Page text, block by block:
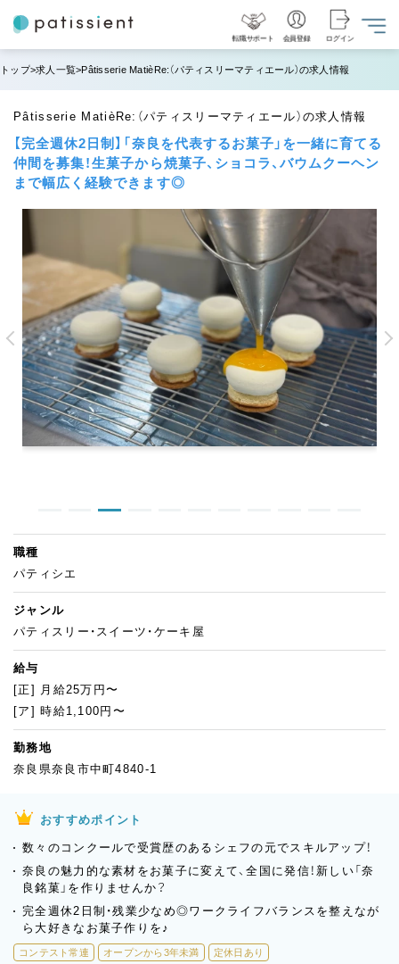
転職サポート 会員登録 ログイン
トップ 求人一覧 Pâtisserie MatièRe:（パティスリーマティエール）の求人情報
Pâtisserie MatièRe:（パティスリーマティエール）の求人情報
【完全週休2日制】「奈良を代表するお菓子」を一緒に育てる
仲間を募集！生菓子から焼菓子、ショコラ、バウムクーヘン
まで幅広く経験できます◎
職種
パティシエ
ジャンル
パティスリー・スイーツ・ケーキ屋
給与
[正] 月給25万円〜
[ア] 時給1,100円〜
勤務地
奈良県奈良市中町4840-1
おすすめポイント
数々のコンクールで受賞歴のあるシェフの元でスキルアップ！
奈良の魅力的な素材をお菓子に変えて、全国に発信！新しい「奈
良銘菓」を作りませんか？
完全週休2日制・残業少なめ◎ワークライフバランスを整えなが
ら大好きなお菓子作りを♪
コンテスト常連 オープンから3年未満 定休日あり